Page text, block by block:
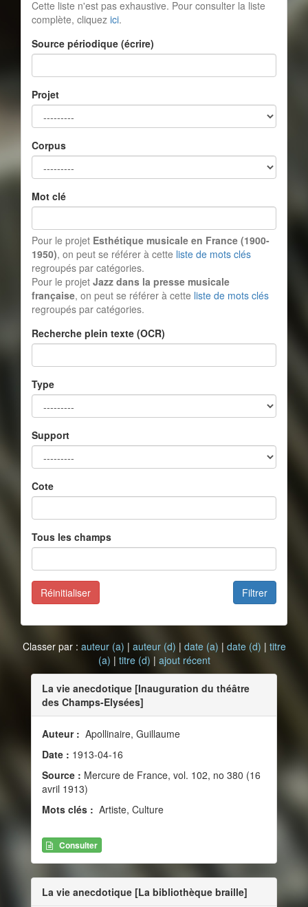
Cette liste n'est pas exhaustive. Pour consulter la liste
complète, cliquez ici.
Source périodique (écrire)
Projet
Corpus
Mot clé
Pour le projet Esthétique musicale en France (1900-
1950), on peut se référer à cette liste de mots clés
regroupés par catégories.
Pour le projet Jazz dans la presse musicale
française, on peut se référer à cette liste de mots clés
regroupés par catégories.
Recherche plein texte (OCR)
Type
Support
Cote
Tous les champs
Filtrer
Réinitialiser
Classer par : auteur (a) | auteur (d) | date (a) | date (d) | titre
(a) | titre (d) | ajout récent
La vie anecdotique [Inauguration du théâtre
des Champs-Elysées]
Auteur : Apollinaire, Guillaume
Date : 1913-04-16
Source : Mercure de France, vol. 102, no 380 (16
avril 1913)
Mots clés : Artiste, Culture
Consulter
La vie anecdotique [La bibliothèque braille]